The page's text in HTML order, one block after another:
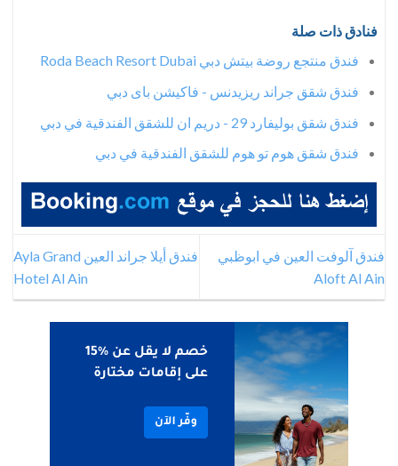
فنادق ذات صلة
فندق منتجع روضة بيتش دبي Roda Beach Resort Dubai
فندق شقق جراند ريزيدنس - فاكيشن باى دبي
فندق شقق بوليفارد 29 - دريم ان للشقق الفندقية في دبي
فندق شقق هوم تو هوم للشقق الفندقية في دبي
فندق آلوفت العين في ابوظبي
Aloft Al Ain
فندق أيلا جراند العين Ayla Grand
Hotel Al Ain